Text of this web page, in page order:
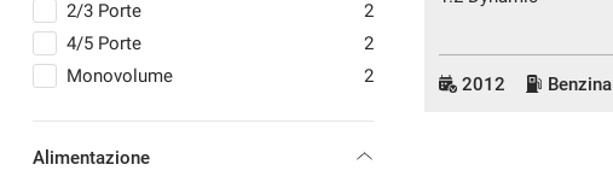
SUZUKI
2
TATA
1
VOLVO
2
2/3 Porte
2
4/5 Porte
2
Monovolume
2
Alimentazione
2012 Benzina